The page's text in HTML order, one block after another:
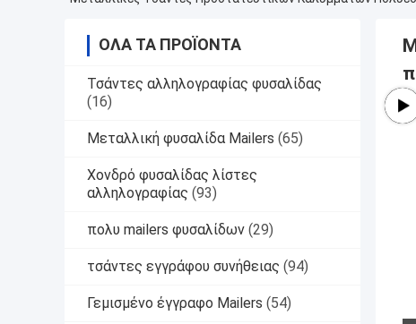
ΌΛΑ ΤΑ ΠΡΟΪΌΝΤΑ
Τσάντες αλληλογραφίας φυσαλίδας
(16)
Μεταλλική φυσαλίδα Mailers (65)
Χονδρό φυσαλίδας λίστες
αλληλογραφίας (93)
πολυ mailers φυσαλίδων (29)
τσάντες εγγράφου συνήθειας (94)
Γεμισμένο έγγραφο Mailers (54)